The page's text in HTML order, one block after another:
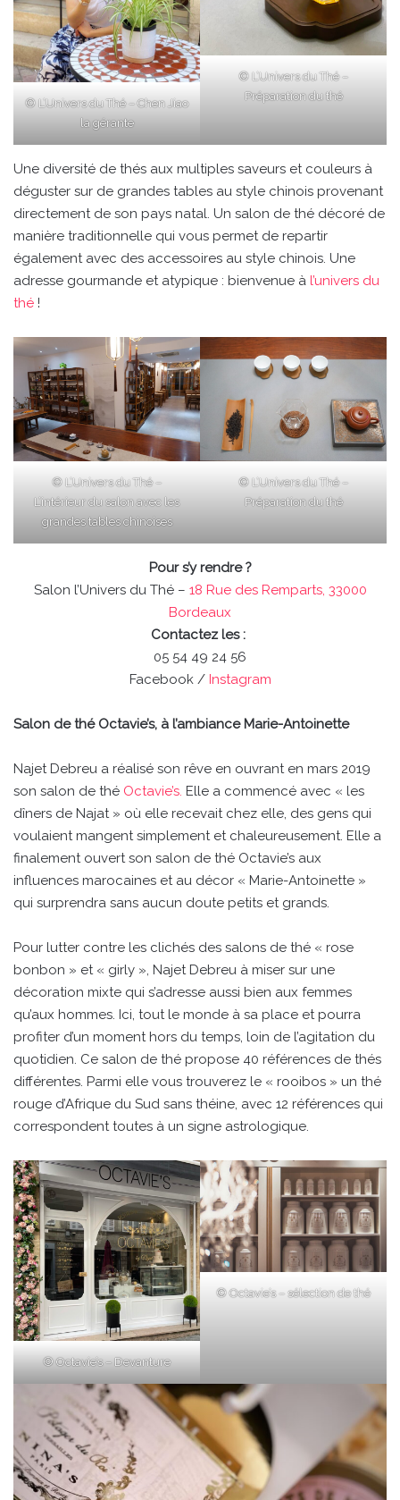
© L’Univers du Thé – Chen Jiao
la gérante
© L’Univers du Thé –
Préparation du thé
Une diversité de thés aux multiples saveurs et couleurs à
déguster sur de grandes tables au style chinois provenant
directement de son pays natal. Un salon de thé décoré de
manière traditionnelle qui vous permet de repartir
également avec des accessoires au style chinois. Une
adresse gourmande et atypique : bienvenue à l’univers du
thé !
© L’Univers du Thé –
L’intérieur du salon avec les
grandes tables chinoises
© L’Univers du Thé –
Préparation du thé
Pour s’y rendre ?
Salon l’Univers du Thé – 18 Rue des Remparts, 33000
Bordeaux
Contactez les :
05 54 49 24 56
Facebook / Instagram
Salon de thé Octavie’s, à l’ambiance Marie-Antoinette
Najet Debreu a réalisé son rêve en ouvrant en mars 2019
son salon de thé Octavie’s. Elle a commencé avec « les
dîners de Najat » où elle recevait chez elle, des gens qui
voulaient mangent simplement et chaleureusement. Elle a
finalement ouvert son salon de thé Octavie’s aux
influences marocaines et au décor « Marie-Antoinette »
qui surprendra sans aucun doute petits et grands.
Pour lutter contre les clichés des salons de thé « rose
bonbon » et « girly », Najet Debreu à miser sur une
décoration mixte qui s’adresse aussi bien aux femmes
qu’aux hommes. Ici, tout le monde à sa place et pourra
profiter d’un moment hors du temps, loin de l’agitation du
quotidien. Ce salon de thé propose 40 références de thés
différentes. Parmi elle vous trouverez le « rooibos » un thé
rouge d’Afrique du Sud sans théine, avec 12 références qui
correspondent toutes à un signe astrologique.
© Octavie’s – Devanture
© Octavie’s – sélection de thé